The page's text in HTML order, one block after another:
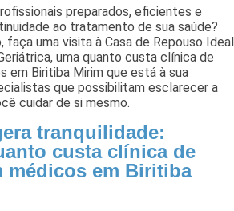
preparados, eficientes e
ao tratamento de sua saúde?
faça uma visita à Casa de Repouso Ideal
uma quanto custa clínica de
em Biritiba Mirim que está à sua
que possibilitam esclarecer a
cuidar de si mesmo.
tranquilidade:
custa clínica de
médicos em Biritiba